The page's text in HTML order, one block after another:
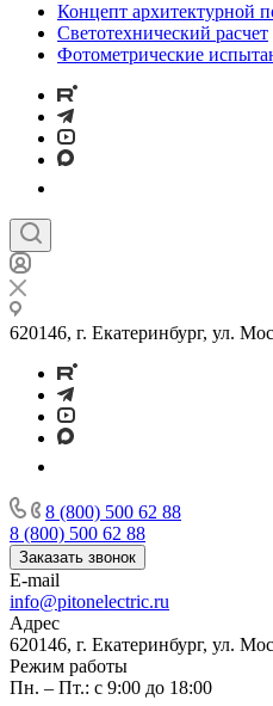
Концепт архитектурной
Светотехнический расчет
Фотометрические
620146, г. Екатеринбург, ул.
8 (800) 500 62 88
8 (800) 500 62 88
Заказать звонок
E-mail
info@pitonelectric.ru
Адрес
620146, г. Екатеринбург, ул.
Режим работы
Пн. – Пт.: с 9:00 до 18:00